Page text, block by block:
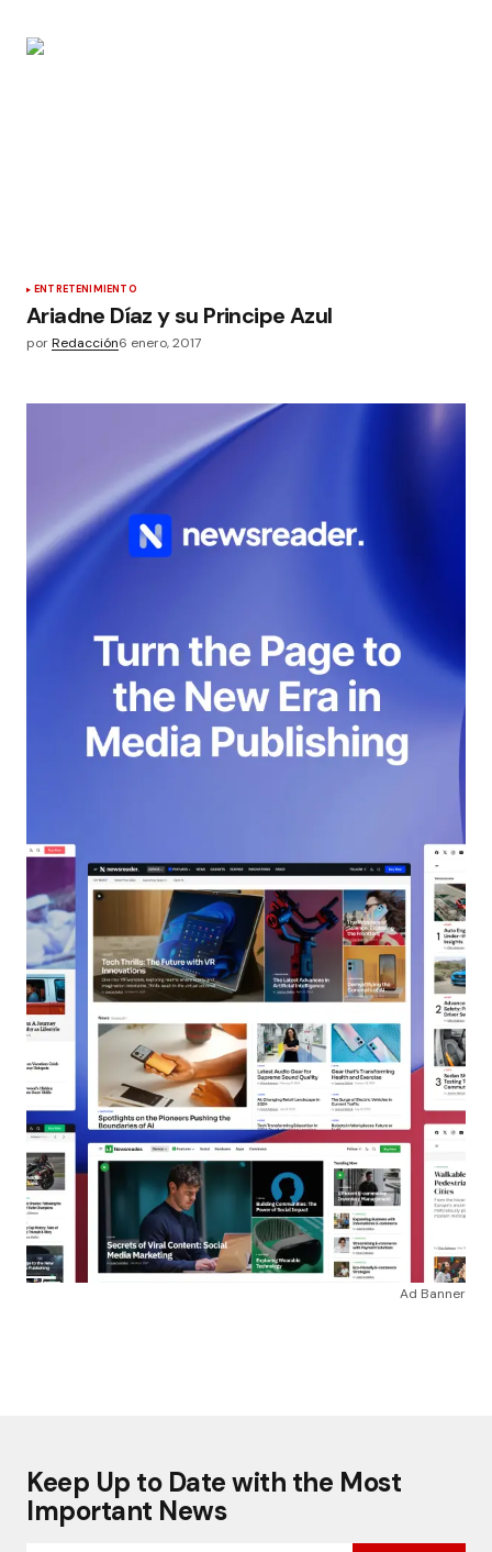
ENTRETENIMIENTO
Ariadne Díaz y su Principe Azul
porRedacción6 enero, 2017
Ad Banner
Keep Up to Date with the Most
Important News